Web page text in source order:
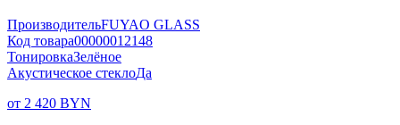
ПроизводительFUYAO GLASS
Код товара00000012148
ТонировкаЗелёное
Акустическое стеклоДа
от 2 420 BYN